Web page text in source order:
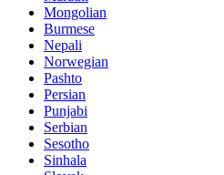
Mongolian
Burmese
Nepali
Norwegian
Pashto
Persian
Punjabi
Serbian
Sesotho
Sinhala